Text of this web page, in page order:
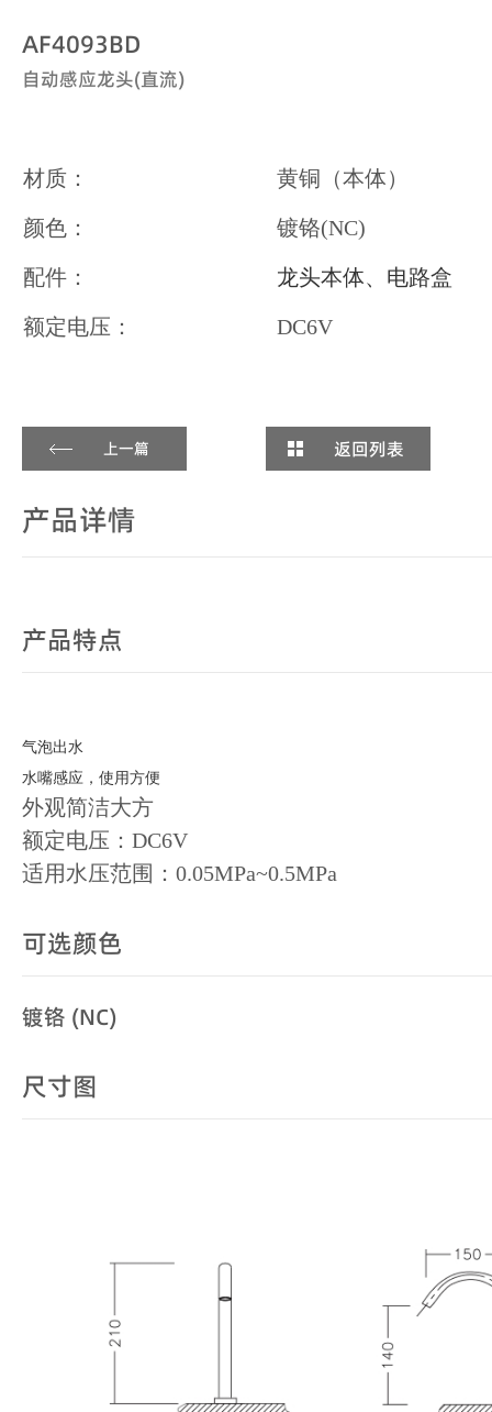
AF4093BD
自动感应龙头(直流)
材质： 黄铜（本体）
颜色： 镀铬(NC)
配件： 龙头本体、电路盒
额定电压： DC6V
上一篇 返回列表
产品详情
产品特点
气泡出水
水嘴感应，使用方便
外观简洁大方
额定电压：DC6V
适用水压范围：0.05MPa~0.5MPa
可选颜色
镀铬 (NC)
尺寸图